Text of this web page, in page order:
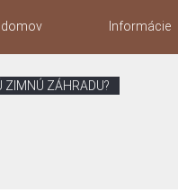
domov Informácie
ZIMNÚ ZÁHRADU?